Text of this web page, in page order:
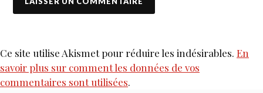
Ce site utilise Akismet pour réduire les indésirables. En
savoir plus sur comment les données de vos
commentaires sont utilisées.